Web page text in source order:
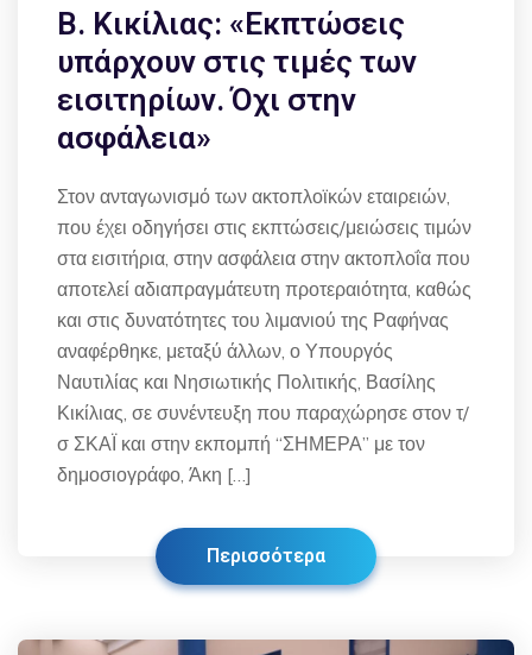
Β. Κικίλιας: «Εκπτώσεις
υπάρχουν στις τιμές των
εισιτηρίων. Όχι στην
ασφάλεια»
Στον ανταγωνισμό των ακτοπλοϊκών εταιρειών,
που έχει οδηγήσει στις εκπτώσεις/μειώσεις τιμών
στα εισιτήρια, στην ασφάλεια στην ακτοπλοΐα που
αποτελεί αδιαπραγμάτευτη προτεραιότητα, καθώς
και στις δυνατότητες του λιμανιού της Ραφήνας
αναφέρθηκε, μεταξύ άλλων, ο Υπουργός
Ναυτιλίας και Νησιωτικής Πολιτικής, Βασίλης
Κικίλιας, σε συνέντευξη που παραχώρησε στον τ/
σ ΣΚΑΪ και στην εκπομπή “ΣΗΜΕΡΑ” με τον
δημοσιογράφο, Άκη […]
Περισσότερα